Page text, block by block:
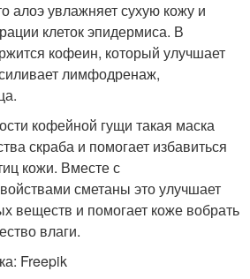
алоэ увлажняет сухую кожу и
клеток эпидермиса. В
кофеин, который улучшает
лимфодренаж,
кофейной гущи такая маска
скраба и помогает избавиться
кожи. Вместе с
сметаны это улучшает
веществ и помогает коже вобрать
влаги.
Freepik